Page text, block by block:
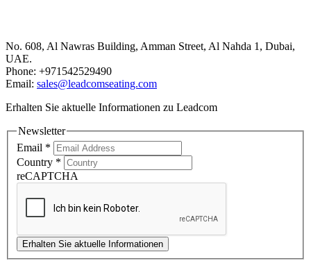
No. 608, Al Nawras Building, Amman Street, Al Nahda 1, Dubai,
UAE.
Phone: +971542529490
Email: sales@leadcomseating.com
Erhalten Sie aktuelle Informationen zu Leadcom
Newsletter
Email *
Country *
reCAPTCHA
Erhalten Sie aktuelle Informationen